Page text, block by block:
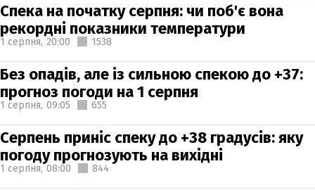
Спека на початку серпня: чи поб'є вона
рекордні показники температури
1 серпня, 20:00 1538
Без опадів, але із сильною спекою до +37:
прогноз погоди на 1 серпня
1 серпня, 09:05 655
Серпень приніс спеку до +38 градусів: яку
погоду прогнозують на вихідні
1 серпня, 08:00 844